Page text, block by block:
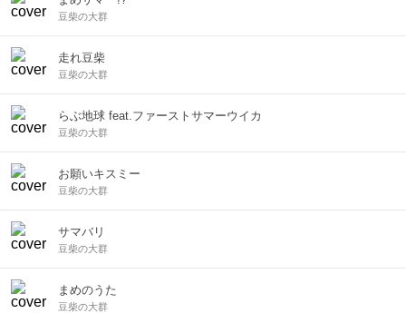
豆柴の大群
走れ豆柴
豆柴の大群
らぶ地球 feat.ファーストサマーウイカ
豆柴の大群
お願いキスミー
豆柴の大群
サマバリ
豆柴の大群
まめのうた
豆柴の大群